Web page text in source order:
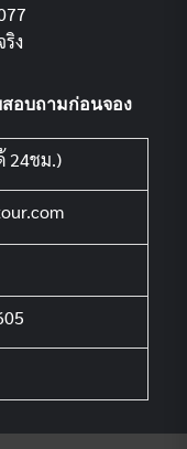
ง
สอบถามก่อนจอง
24ชม.)